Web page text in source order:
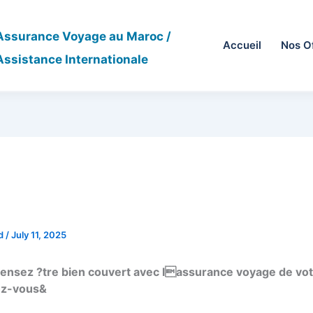
Voyage au Maroc /
Internationale
Accueil Nos
/July 11, 2025
?tre bien couvert avec lassurance voyage de
vous&